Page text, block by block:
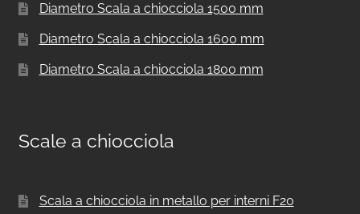
Diametro Scala a chiocciola 1500 mm
Diametro Scala a chiocciola 1600 mm
Diametro Scala a chiocciola 1800 mm
Scale a chiocciola
Scala a chiocciola in metallo per interni F20